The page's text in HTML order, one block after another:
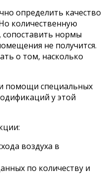
определить качество
количественную
сопоставить нормы
не получится.
о том, насколько
помощи специальных
у этой
воздуха в
по количеству и